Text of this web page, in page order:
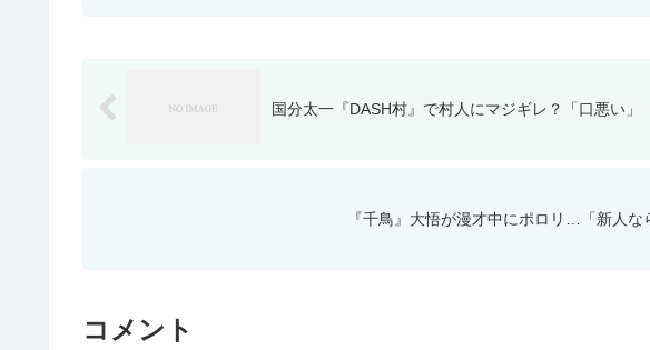
国分太一『DASH村』で村人にマジギレ？「口悪い」
『千鳥』大悟が漫才中にポロリ…「新人な
コメント